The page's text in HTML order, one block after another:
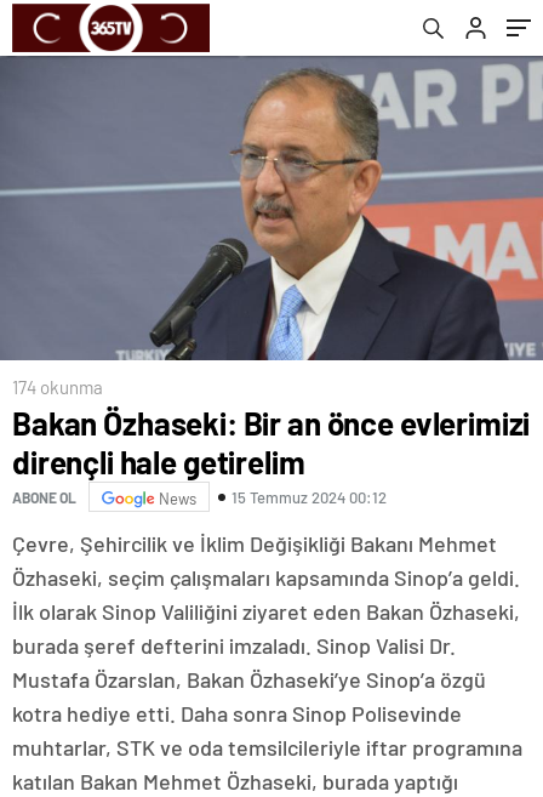
174 okunma
Bakan Özhaseki: Bir an önce evlerimizi
dirençli hale getirelim
ABONE OL News 15 Temmuz 2024 00:12
Çevre, Şehircilik ve İklim Değişikliği Bakanı Mehmet
Özhaseki, seçim çalışmaları kapsamında Sinop’a geldi.
İlk olarak Sinop Valiliğini ziyaret eden Bakan Özhaseki,
burada şeref defterini imzaladı. Sinop Valisi Dr.
Mustafa Özarslan, Bakan Özhaseki’ye Sinop’a özgü
kotra hediye etti. Daha sonra Sinop Polisevinde
muhtarlar, STK ve oda temsilcileriyle iftar programına
katılan Bakan Mehmet Özhaseki, burada yaptığı